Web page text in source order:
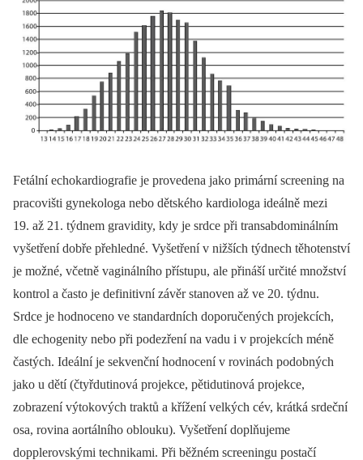
Fetální echokardiografie je provedena jako primární screening na
pracovišti gynekologa nebo dětského kardiologa ideálně mezi
19. až 21. týdnem gravidity, kdy je srdce při transabdominálním
vyšetření dobře přehledné. Vyšetření v nižších týdnech těhotenství
je možné, včetně vaginálního přístupu, ale přináší určité množství
kontrol a často je definitivní závěr stanoven až ve 20. týdnu.
Srdce je hodnoceno ve standardních doporučených projekcích,
dle echogenity nebo při podezření na vadu i v projekcích méně
častých. Ideální je sekvenční hodnocení v rovinách podobných
jako u dětí (čtyřdutinová projekce, pětidutinová projekce,
zobrazení výtokových traktů a křížení velkých cév, krátká srdeční
osa, rovina aortálního oblouku). Vyšetření doplňujeme
dopplerovskými technikami. Při běžném screeningu postačí